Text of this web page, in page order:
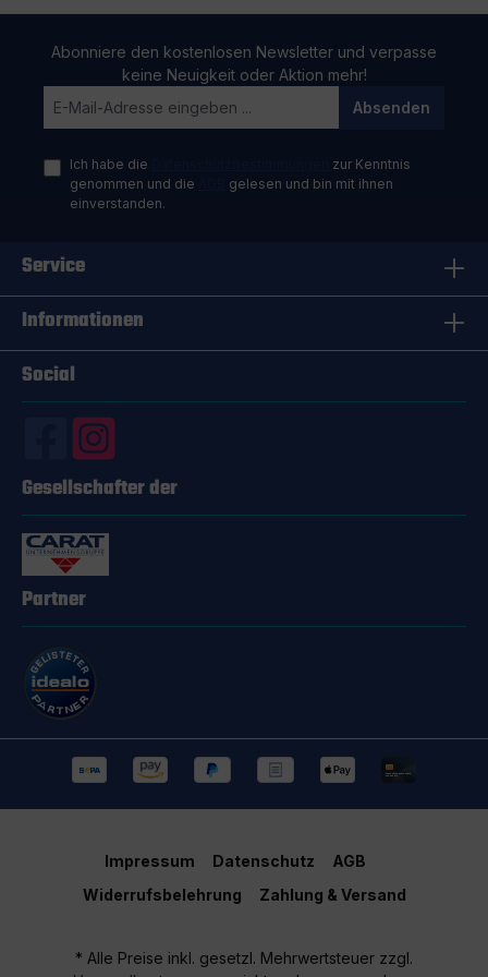
Abonniere den kostenlosen Newsletter und verpasse
keine Neuigkeit oder Aktion mehr!
Absenden
Ich habe die
zur Kenntnis
genommen und die
gelesen und bin mit ihnen
einverstanden.
Service
Informationen
Social
Gesellschafter der
Partner
Impressum Datenschutz
AGB
Widerrufsbelehrung
Zahlung & Versand
* Alle Preise inkl. gesetzl. Mehrwertsteuer zzgl.